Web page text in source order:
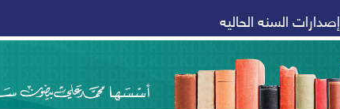
إصدارات السنه الحاليه